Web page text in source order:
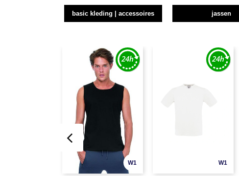
basic kleding | accessoires jassen
W1 W1